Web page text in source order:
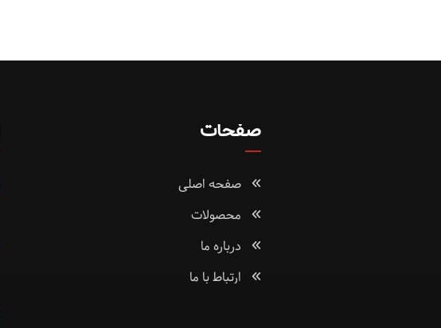
صفحات
صفحه اصلی
محصولات
درباره ما
ارتباط با ما